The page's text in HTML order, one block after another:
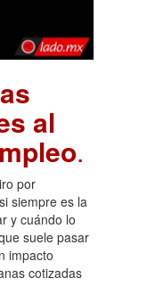
al
.
por
siempre es la
y cuándo lo
suele pasar
impacto
cotizadas